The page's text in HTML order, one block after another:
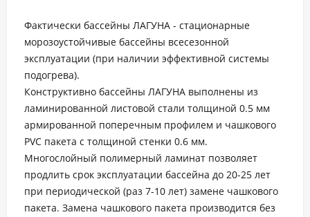
Фактически бассейны ЛАГУНА - стационарные
морозоустойчивые бассейны всесезонной
эксплуатации (при наличии эффективной системы
подогрева).
Конструктивно бассейны ЛАГУНА выполнены из
ламинированной листовой стали толщиной 0.5 мм
армированной поперечным профилем и чашкового
PVC пакета с толщиной стенки 0.6 мм.
Многослойный полимерный ламинат позволяет
продлить срок эксплуатации бассейна до 20-25 лет
при периодической (раз 7-10 лет) замене чашкового
пакета. Замена чашкового пакета производится без